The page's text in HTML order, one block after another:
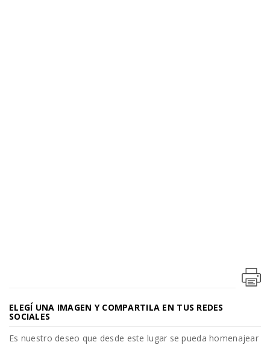
ELEGÍ UNA IMAGEN Y COMPARTILA EN TUS REDES
SOCIALES
Es nuestro deseo que desde este lugar se pueda homenajear